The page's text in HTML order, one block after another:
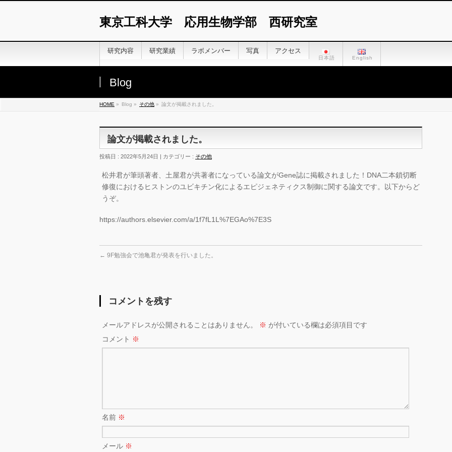
東京工科大学 応用生物学部 西研究室
研究内容 研究業績 ラボメンバー 写真 アクセス
日本語 English
Blog
HOME » Blog » その他 » 論文が掲載されました。
論文が掲載されました。
投稿日 : 2022年5月24日 | カテゴリー : その他
松井君が筆頭著者、土屋君が共著者になっている論文がGene誌に掲載されました！DNA二本鎖切断
修復におけるヒストンのユビキチン化によるエピジェネティクス制御に関する論文です。以下からど
うぞ。
https://authors.elsevier.com/a/1f7fL1L%7EGAo%7E3S
← 9F勉強会で池亀君が発表を行いました。
コメントを残す
メールアドレスが公開されることはありません。 ※ が付いている欄は必須項目です
コメント ※
名前 ※
メール ※